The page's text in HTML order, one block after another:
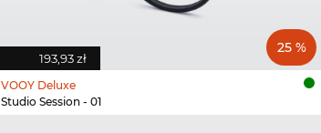
193,93 zł
25 %
VOOY Deluxe
Studio Session - 01